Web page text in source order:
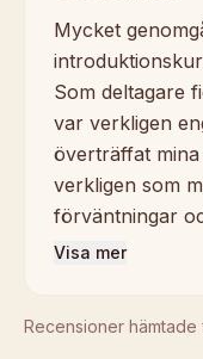
Mycket
Som deltagare
var verkligen
överträffat
verkligen som
förväntningar
Visa mer
Recensioner hämtade